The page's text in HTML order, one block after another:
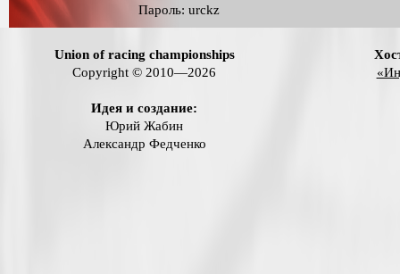
Пароль: urckz
Union of racing championships
Copyright © 2010—2026
Идея и создание:
Юрий Жабин
Александр Федченко